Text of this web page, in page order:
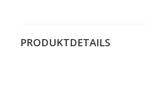
PRODUKTDETAILS